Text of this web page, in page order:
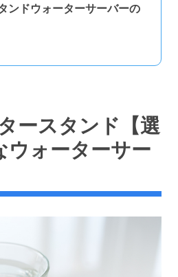
ンドウォーターサーバーの
ースタンド【選
ウォーターサー